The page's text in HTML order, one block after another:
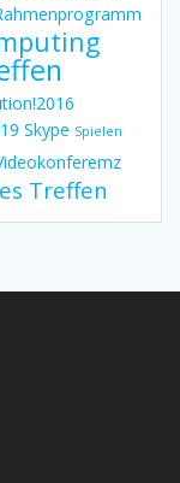
Skype Spielen
Treffen